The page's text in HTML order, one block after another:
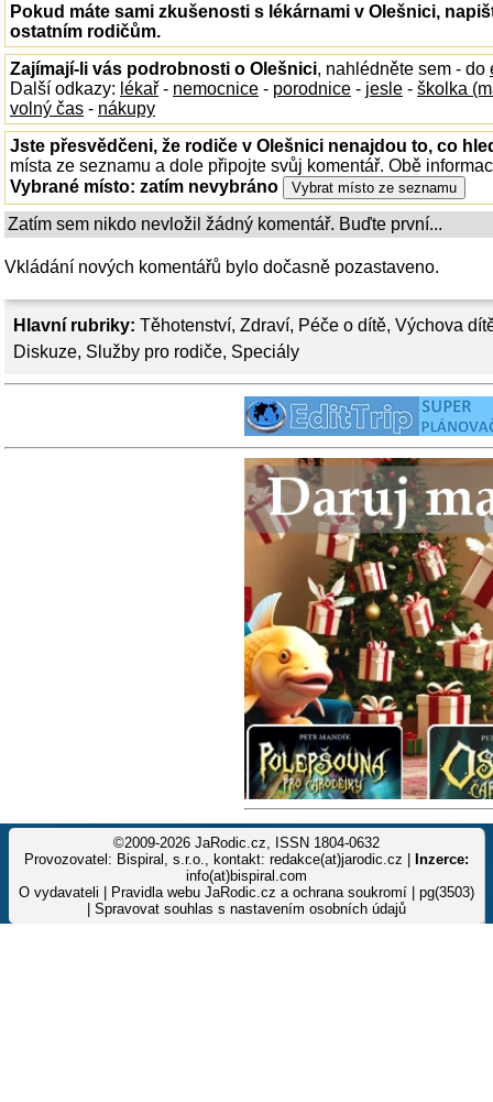
Hlavní rubriky: Těhotenství, Zdraví, Péče o dítě, Výchova
Diskuze, Služby pro rodiče, Speciály
Pokud máte sami zkušenosti s lékárnami v Olešnici,
ostatním rodičům.
Zajímají-li vás podrobnosti o Olešnici, nahlédněte sem - do
Další odkazy: lékař - nemocnice - porodnice - jesle - školka
volný čas - nákupy
Jste přesvědčeni, že rodiče v Olešnici nenajdou to, co
místa ze seznamu a dole připojte svůj komentář. Obě
Vybrané místo: zatím nevybráno
Zatím sem nikdo nevložil žádný komentář. Buďte první...
Vkládání nových komentářů bylo dočasně pozastaveno.
©2009-2026 JaRodic.cz, ISSN 1804-0632
Provozovatel: Bispiral, s.r.o., kontakt: redakce(at)jarodic.cz |
Inzerce:
info(at)bispiral.com
O vydavateli
Pravidla webu JaRodic.cz a ochrana soukromí | pg(3503)
Spravovat souhlas s nastavením osobních údajů